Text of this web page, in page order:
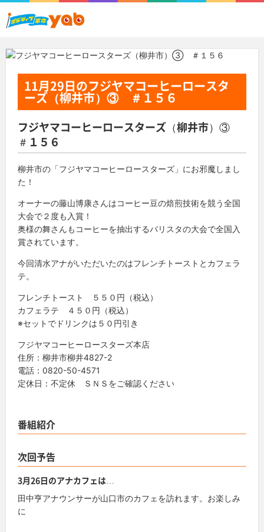
11月29日のフジヤマコーヒーロースタ
ーズ（柳井市）③ ＃１５６
フジヤマコーヒーロースターズ（柳井市）③
＃１５６
柳井市の「フジヤマコーヒーロースターズ」にお邪魔しまし
た！
オーナーの藤山博康さんはコーヒー豆の焙煎技術を競う全国
大会で２度も入賞！
奥様の舞さんもコーヒーを抽出するバリスタの大会で全国入
賞されています。
今回清水アナがいただいたのはフレンチトーストとカフェラ
テ。
フレンチトースト ５５０円（税込）
カフェラテ ４５０円（税込）
※セットでドリンクは５０円引き
フジヤマコーヒーロースターズ本店
住所：柳井市柳井4827-2
電話：0820-50-4571
定休日：不定休 ＳＮＳをご確認ください
番組紹介
次回予告
3月26日のアナカフェは…
田中亨アナウンサーが山口市のカフェを訪れます。お楽しみ
に